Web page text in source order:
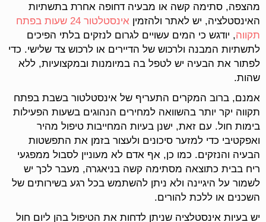
מהצפה, סתימה קשה או מבעיה דחופה אחרת בתשתיות
האינסטלציה, יש לאתר ולהזמין
אינסטלטור 24 שעות בפתח
תקווה, יודגש כי המים עשויים לגרום לנזקים בלתי הפיכים
לתשתיות המבנה ולרכוש של הדיירים או לרכוש צד שלישי. כדי
לפתור את הבעיה יש לטפל בה במיומנות ובמקצועיות, ללא
שהות.
אמנם, ברוב המקרים התעריף של אינסטלטור בשבת בפתח
תקווה יקר יותר בהשוואה למחירים הנהוגים בשעות הפעילות
בימות חול. עם זאת, ישנן בעיות המחייבות טיפול מהיר
ואפקטיבי כדי למזער סיכונים ולעצור בזמן את התפשטות
הבעיה והנזקים. כמו כן, אף אדם לא מעוניין לסבול ממפגעי
ריח בבית כתוצאה מסתימה קשה בניאגרה, מעבר לכך יש
לשמור על היגיינה ולא ניתן להשתמש בכל רגע בשירותים של
השכנים או ללכת להורים.
יש בעיות אינסטלציה שניתן לדחות את הטיפול בהן ליום חול